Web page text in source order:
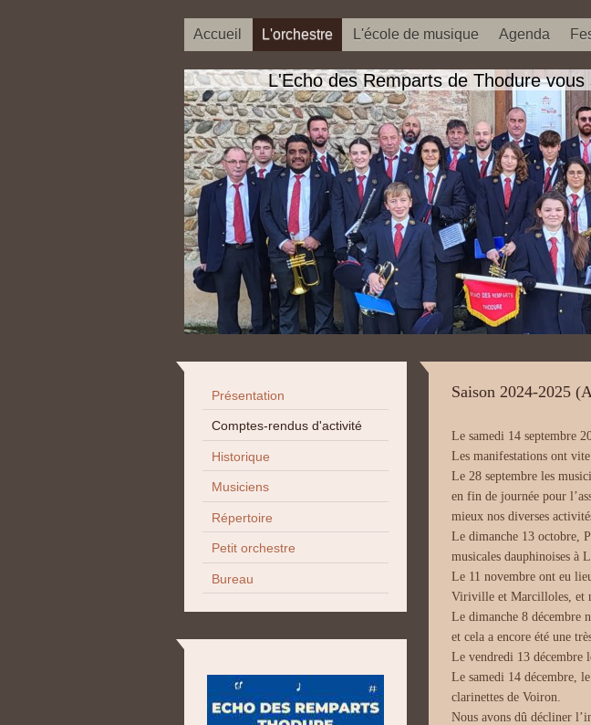
Accueil L'orchestre L'école de musique Agenda
L'Echo des Remparts de Thodure
Saison 2024-2025
Le samedi 14 septembre
Les manifestations ont
Le 28 septembre les
en fin de journée pour
mieux nos diverses
Le dimanche 13 octobre,
musicales dauphinoises à
Le 11 novembre ont eu
Viriville et Marcilloles, et
Le dimanche 8 décembre
et cela a encore été une
Le vendredi 13 décembre
Le samedi 14 décembre,
clarinettes de Voiron.
Nous avons dû décliner
Présentation
Comptes-rendus d'activité
Historique
Musiciens
Répertoire
Petit orchestre
Bureau